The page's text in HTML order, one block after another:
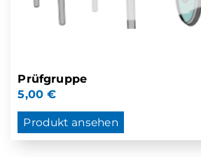
Prüfgruppe
5,00€
Produkt ansehen